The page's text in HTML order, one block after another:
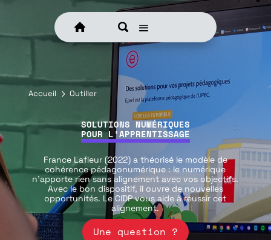
Accueil 5 Outiller
SOLUTIONS NUMÉRIQUES
POUR L’APPRENTISSAGE
France Lafleur (2022) a théorisé le modèle de
cohérence pédagonumérique : le numérique
n’apporte rien sans alignement avec vos objectifs.
Avec le bon dispositif, il ouvre de nouvelles
opportunités. Le CIDP vous aide à réussir cet
alignement.
Une question ?